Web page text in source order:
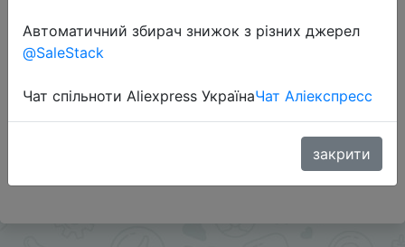
Перейти до магазину
Додаткова інформація відсутня.
Слідкуйте за знижками на мобільному, в телеграм
Автоматичний збирач знижок з різних джерел
@SaleStack
Чат спільноти Aliexpress УкраїнаЧат Аліекспресс
закрити